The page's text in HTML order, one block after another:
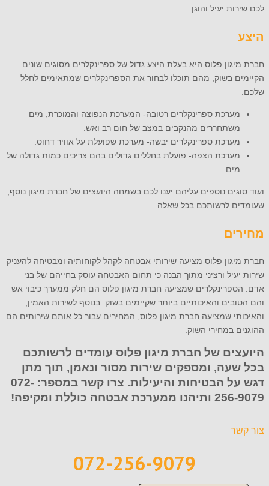
לכם שירות יעיל והוגן.
היצע
חברת מיגון פלוס היא בעלת היצע גדול של ספרינקלרים מסוגים שונים
הקיימים בשוק, מהם תוכלו לבחור את הספרינקלרים שמתאימים לחלל
שלכם:
מערכת ספרינקלרים רטובה- המערכת הנפוצה והמוכרת, מים
משתחררים מהנקבים במצב של חום רב ואש.
מערכת ספרינקלרים יבשה- מערכת שפועלת על אוויר דחוס.
מערכת הצפה- פועלת בחללים גדולים בהם צריכים כמות גדולה של
מים.
ועוד סוגים נוספים עליהם יענו לכם בשמחה היועצים של חברת מיגון נוסף,
שעומדים לרשותכם בכל שאלה.
מחירים
חברת מיגון פלוס מציעה שירותי אבטחה לקהל לקוחותיה ומבטיחה להעניק
שירות יעיל ורציני מתוך הבנה כי תחום האבטחה עוסק בחייהם של בני
אדם. הספרינקלרים שמציעה חברת מיגון פלוס הם חלק ממערך כיבוי אש
והם הטובים והאיכותיים ביותר שקיימים בשוק. בנוסף לשירות האמין,
והאיכותי שמציעה חברת מיגון פלוס, המחירים עבור כל אותם שירותים הם
ההוגנים במחירי השוק.
היועצים של חברת מיגון פלוס עומדים לרשותכם
בכל שעה, ומספקים שירות מסור ונאמן, תוך מתן
דגש על הבטיחות והיעילות. צרו קשר במספר: 072-
256-9079 ותיהנו ממערכת אבטחה כוללת ומקיפה!
צור קשר
072-256-9079